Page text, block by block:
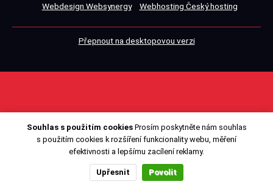
Webdesign Websynergy
Webhosting Český hosting
Přepnout na desktopovou verzi
Souhlas s použitím cookiesProsím poskytněte nám souhlas
s použitím cookies k rozšíření funkcionality webu, měření
efektivnosti a lepšímu zacílení reklamy.
Upřesnit Povolit